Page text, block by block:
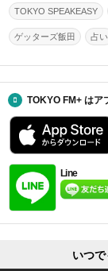
TOKYO SPEAKEASY
ゲッターズ飯田 占い
TOKYO FM+ はア
Line
いつで